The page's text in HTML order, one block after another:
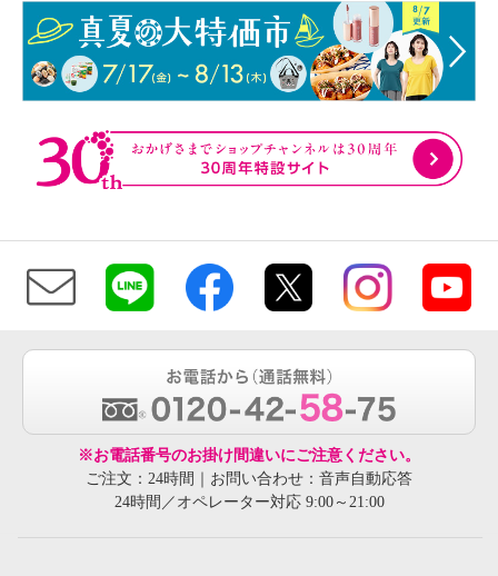
※お電話番号のお掛け間違いにご注意ください。
ご注文：24時間｜お問い合わせ：音声自動応答
24時間／オペレーター対応 9:00～21:00